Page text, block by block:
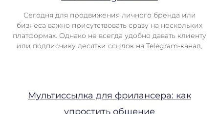
Сегодня для продвижения личного бренда или
бизнеса важно присутствовать сразу на нескольких
платформах. Однако не всегда удобно давать клиенту
или подписчику десятки ссылок на Telegram-канал,
Мультиссылка для фрилансера: как
упростить общение